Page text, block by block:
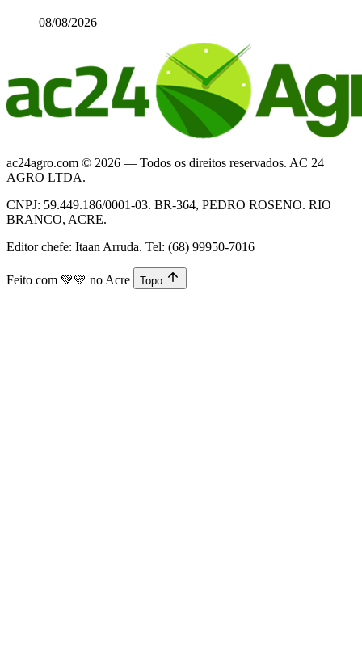
08/08/2026
ac24agro.com © 2026 — Todos os direitos reservados. AC 24
AGRO LTDA.
CNPJ: 59.449.186/0001-03. BR-364, PEDRO ROSENO. RIO
BRANCO, ACRE.
Editor chefe: Itaan Arruda. Tel: (68) 99950-7016
Feito com 💚💛 no Acre Topo